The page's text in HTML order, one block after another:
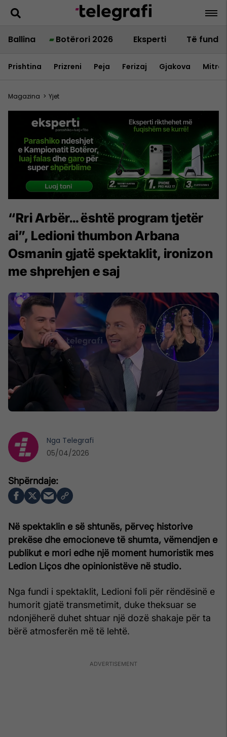
Ballina Botërori 2026 Eksperti Të fundit
Prishtina Prizreni Peja Ferizaj Gjakova
Magazina > Yjet
“Rri Arbër… është program tjetër
ai”, Ledioni thumbon Arbana
Osmanin gjatë spektaklit, ironizon
me shprehjen e saj
Në spektaklin e së shtunës, përveç historive
prekëse dhe emocioneve të shumta, vëmendjen e
publikut e mori edhe një moment humoristik mes
Ledion Liços dhe opinionistëve në studio.
Nga fundi i spektaklit, Ledioni foli për rëndësinë e
humorit gjatë transmetimit, duke theksuar se
ndonjëherë duhet shtuar një dozë shakaje për ta
bërë atmosferën më të lehtë.
Nga Telegrafi
05/04/2026